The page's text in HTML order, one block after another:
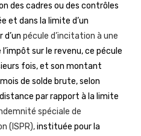
des cadres ou des contrôles
et dans la limite d’un
pécule d’incitation à une
l’impôt sur le revenu, ce pécule
fois, et son montant
de solde brute, selon
par rapport à la limite
spéciale de
(ISPR),instituée pour la